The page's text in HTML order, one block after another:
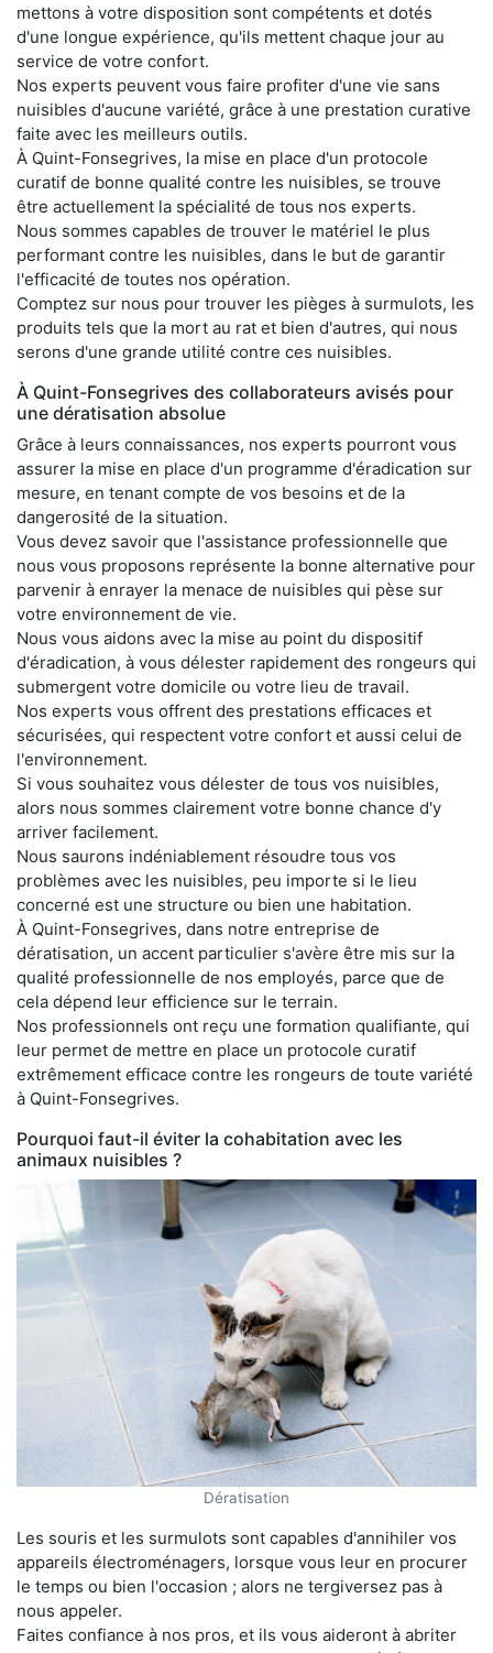
mettons à votre disposition sont compétents et dotés
d'une longue expérience, qu'ils mettent chaque jour au
service de votre confort.
Nos experts peuvent vous faire profiter d'une vie sans
nuisibles d'aucune variété, grâce à une prestation curative
faite avec les meilleurs outils.
À Quint-Fonsegrives, la mise en place d'un protocole
curatif de bonne qualité contre les nuisibles, se trouve
être actuellement la spécialité de tous nos experts.
Nous sommes capables de trouver le matériel le plus
performant contre les nuisibles, dans le but de garantir
l'efficacité de toutes nos opération.
Comptez sur nous pour trouver les pièges à surmulots, les
produits tels que la mort au rat et bien d'autres, qui nous
serons d'une grande utilité contre ces nuisibles.
À Quint-Fonsegrives des collaborateurs avisés pour
une dératisation absolue
Grâce à leurs connaissances, nos experts pourront vous
assurer la mise en place d'un programme d'éradication sur
mesure, en tenant compte de vos besoins et de la
dangerosité de la situation.
Vous devez savoir que l'assistance professionnelle que
nous vous proposons représente la bonne alternative pour
parvenir à enrayer la menace de nuisibles qui pèse sur
votre environnement de vie.
Nous vous aidons avec la mise au point du dispositif
d'éradication, à vous délester rapidement des rongeurs qui
submergent votre domicile ou votre lieu de travail.
Nos experts vous offrent des prestations efficaces et
sécurisées, qui respectent votre confort et aussi celui de
l'environnement.
Si vous souhaitez vous délester de tous vos nuisibles,
alors nous sommes clairement votre bonne chance d'y
arriver facilement.
Nous saurons indéniablement résoudre tous vos
problèmes avec les nuisibles, peu importe si le lieu
concerné est une structure ou bien une habitation.
À Quint-Fonsegrives, dans notre entreprise de
dératisation, un accent particulier s'avère être mis sur la
qualité professionnelle de nos employés, parce que de
cela dépend leur efficience sur le terrain.
Nos professionnels ont reçu une formation qualifiante, qui
leur permet de mettre en place un protocole curatif
extrêmement efficace contre les rongeurs de toute variété
à Quint-Fonsegrives.
Pourquoi faut-il éviter la cohabitation avec les
animaux nuisibles ?
Dératisation
Les souris et les surmulots sont capables d'annihiler vos
appareils électroménagers, lorsque vous leur en procurer
le temps ou bien l'occasion ; alors ne tergiversez pas à
nous appeler.
Faites confiance à nos pros, et ils vous aideront à abriter